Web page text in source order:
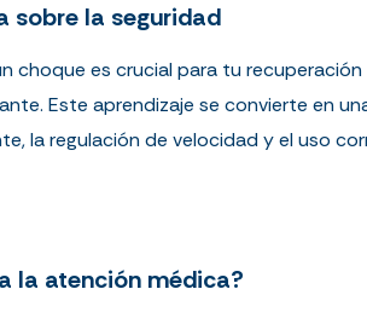
sobre la seguridad
choque es crucial para tu
Este aprendizaje se convierte en
la regulación de velocidad y el uso
la atención médica?